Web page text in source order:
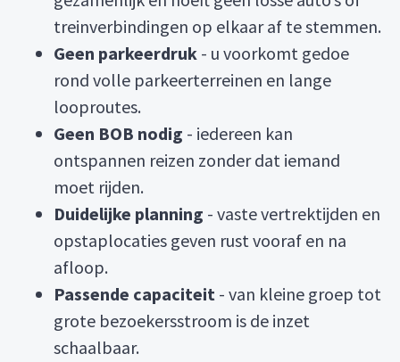
treinverbindingen op elkaar af te stemmen.
Geen parkeerdruk - u voorkomt gedoe
rond volle parkeerterreinen en lange
looproutes.
Geen BOB nodig - iedereen kan
ontspannen reizen zonder dat iemand
moet rijden.
Duidelijke planning - vaste vertrektijden en
opstaplocaties geven rust vooraf en na
afloop.
Passende capaciteit - van kleine groep tot
grote bezoekersstroom is de inzet
schaalbaar.